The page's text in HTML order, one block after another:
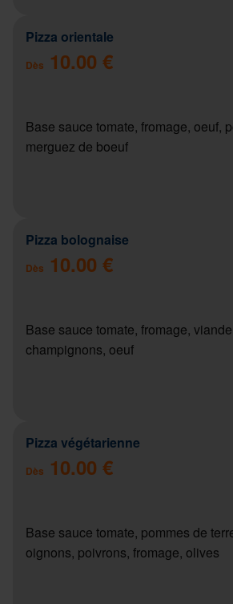
Pizza orientale
Dès 10.00 €
Base sauce tomate, fromage, oeuf,
merguez de boeuf
Pizza bolognaise
Dès 10.00 €
Base sauce tomate, fromage,
champignons, oeuf
Pizza végétarienne
Dès 10.00 €
Base sauce tomate, pommes de
oignons, poivrons, fromage, olives